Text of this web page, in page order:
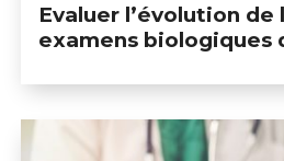
Evaluer l’évolution de
examens biologiques